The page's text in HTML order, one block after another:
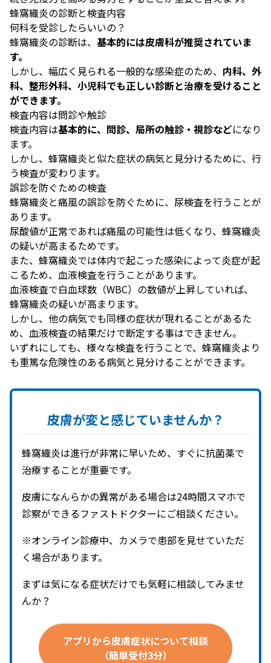
蜂窩織炎の診断と検査内容
何科を受診したらいいの？
蜂窩織炎の診断は、 基本的には皮膚科が推奨されていま
す。
しかし、幅広く見られる一般的な感染症のため、 内科、外
科、整形外科、小児科でも正しい診断と治療を受けること
ができます。
検査内容は問診や触診
検査内容は基本的に、問診、局所の触診・視診などになり
ます。
しかし、蜂窩織炎と似た症状の病気と見分けるために、行
う検査が変わります。
誤診を防ぐための検査
蜂窩織炎と痛風の誤診を防ぐために、尿検査を行うことが
あります。
尿酸値が正常であれば痛風の可能性は低くなり、蜂窩織炎
の疑いが高まるためです。
また、蜂窩織炎では体内で起こった感染によって炎症が起
こるため、血液検査を行うことがあります。
血液検査で白血球数（WBC）の数値が上昇していれば、
蜂窩織炎の疑いが高まります。
しかし、他の病気でも同様の症状が現れることがあるた
め、血液検査の結果だけで断定する事はできません。
いずれにしても、様々な検査を行うことで、蜂窩織炎より
も重篤な危険性のある病気と見分けることができます。
皮膚が変と感じていませんか？
蜂窩織炎は進行が非常に早いため、すぐに抗菌薬で
治療することが重要です。
皮膚になんらかの異常がある場合は24時間スマホで
診察ができるファストドクターにご相談ください。
※オンライン診療中、カメラで患部を見せていただ
く場合があります。
まずは気になる症状だけでも気軽に相談してみませ
んか？
アプリから皮膚症状について
（簡単受付3分）